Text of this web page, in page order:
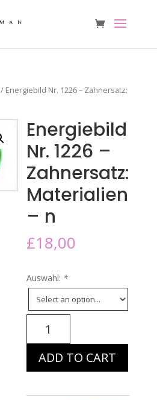
/ Energiebild Nr. 1226 – Zahnersatz:
Energiebild
Nr. 1226 –
Zahnersatz:
Materialien
– n
£18,00
Auswahl: *
ADD TO CART